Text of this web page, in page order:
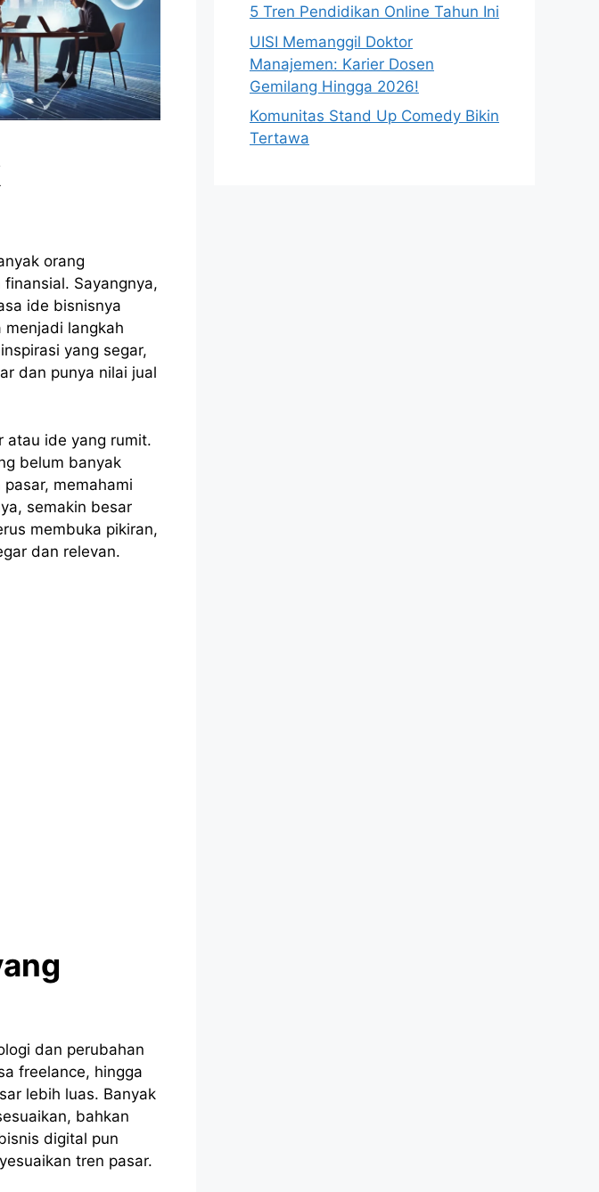
orang
Sayangnya,
ide bisnisnya
langkah
yang segar,
dan punya nilai jual
atau ide yang rumit.
belum banyak
memahami
semakin besar
membuka pikiran,
dan relevan.
dan perubahan
freelance, hingga
lebih luas. Banyak
bahkan
digital pun
tren pasar.
5 Tren Pendidikan Online Tahun Ini
UISI Memanggil Doktor
Manajemen: Karier Dosen
Gemilang Hingga 2026!
Komunitas Stand Up Comedy Bikin
Tertawa